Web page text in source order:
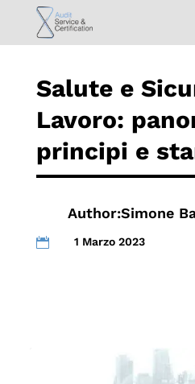
Salute e
Lavoro:
principi e
Author:Simone
 1 Marzo 2023